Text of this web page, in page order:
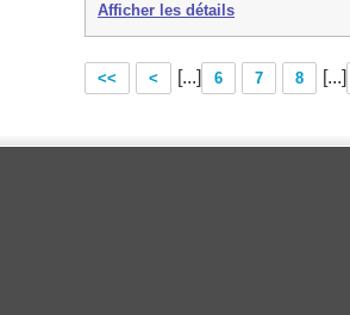
Afficher les détails
<< < [...] 6 7 8 [...]